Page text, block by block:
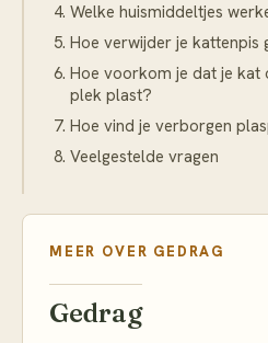
Welke huismiddeltjes
Hoe verwijder je kattenpis
Hoe voorkom je dat je
plek plast?
Hoe vind je verborgen
Veelgestelde vragen
MEER OVER GEDRAG
Gedrag